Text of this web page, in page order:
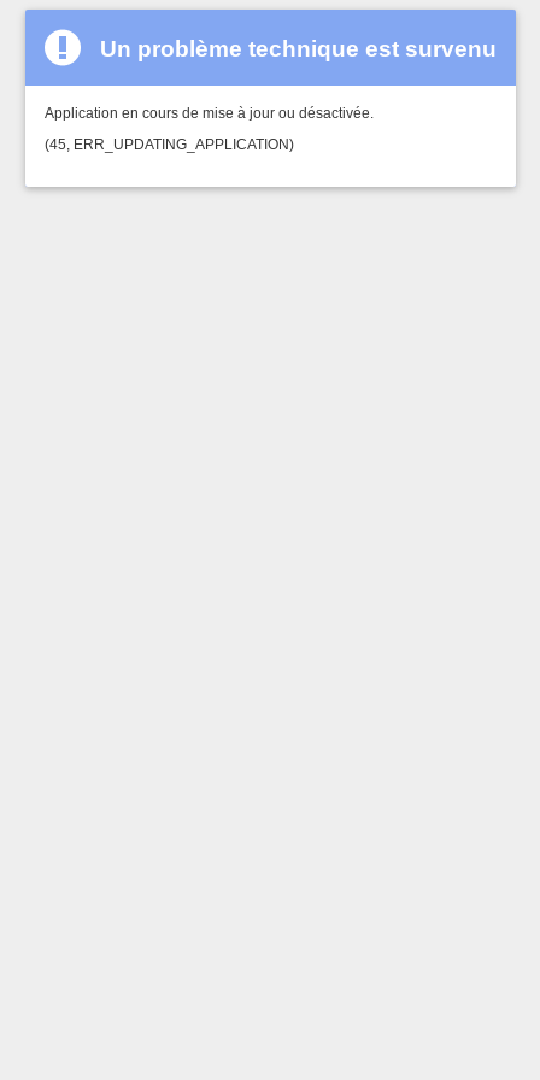
Un problème technique est survenu
Application en cours de mise à jour ou désactivée.
(45, ERR_UPDATING_APPLICATION)